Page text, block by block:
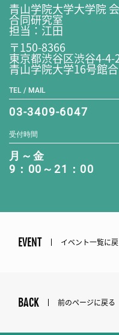
青山学院大学大学院
合同研究室
担当：江田
〒150-8366
東京都渋谷区渋谷4-4-
青山学院大学16号館
TEL / MAIL
03-3409-6047
受付時間
月～金
9：00～21：00
EVENT イベント一覧に
BACK 前のページに戻る